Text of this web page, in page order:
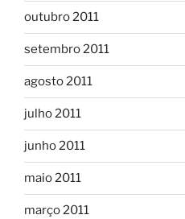
outubro 2011
setembro 2011
agosto 2011
julho 2011
junho 2011
maio 2011
março 2011